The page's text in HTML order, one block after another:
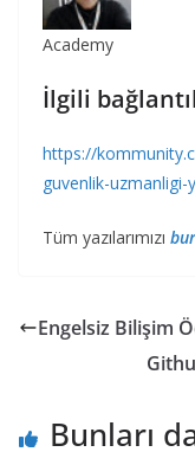
Academy
İlgili
https://
guvenlik-
Tüm yazılarımızı
Engelsiz Bilişim
Bunları